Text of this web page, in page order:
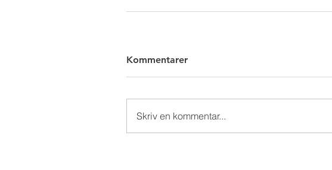
Kommentarer
Skriv en kommentar...